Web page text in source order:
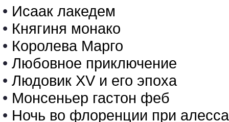
• Исаак лакедем
• Княгиня монако
• Королева Марго
• Любовное приключение
• Людовик XV и его эпоха
• Монсеньер гастон феб
• Ночь во флоренции при